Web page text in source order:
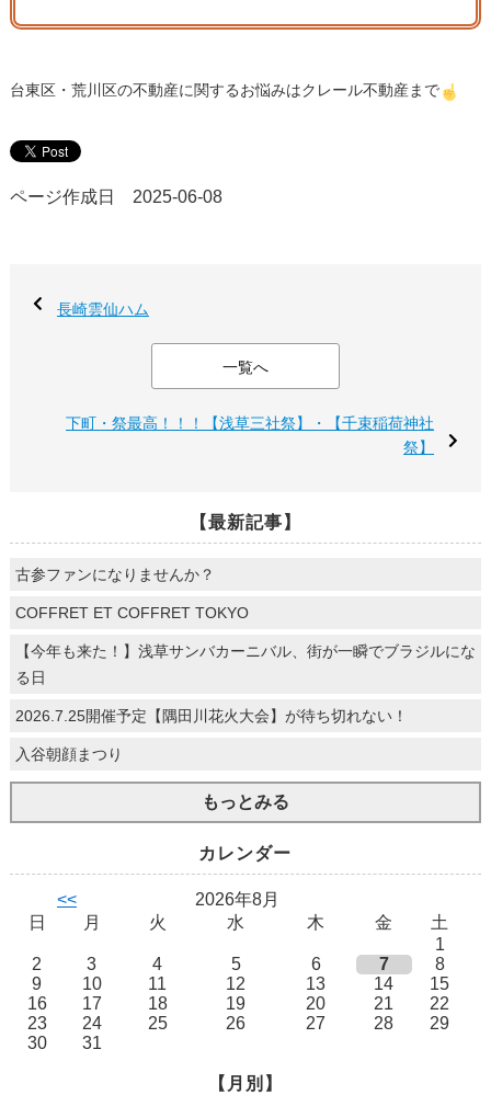
台東区・荒川区の不動産に関するお悩みはクレール不動産まで
ページ作成日 2025-06-08
長崎雲仙ハム
一覧へ
下町・祭最高！！！【浅草三社祭】・【千束稲荷神社
祭】
【最新記事】
古参ファンになりませんか？
COFFRET ET COFFRET TOKYO
【今年も来た！】浅草サンバカーニバル、街が一瞬でブラジルにな
る日
2026.7.25開催予定【隅田川花火大会】が待ち切れない！
入谷朝顔まつり
もっとみる
カレンダー
<<
2026年8月
日
月 火 水 木 金
土
1
2
3 4 5 6 7
8
9
10 11 12 13 14
15
16
17 18 19 20 21
22
23
24 25 26 27 28
29
30
31
【月別】